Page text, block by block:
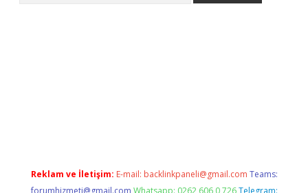
Reklam ve İletişim: E-mail: backlinkpaneli@gmail.com Teams:
forumhizmeti@gmail.com Whatsapp: 0262 606 0 726 Telegram: